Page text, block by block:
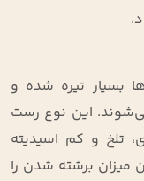
بسیار تیره شده و
این نوع رست
تلخ و کم اسیدیته
برشته شدن را